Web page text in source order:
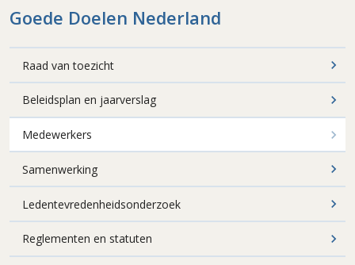
Goede Doelen Nederland
Raad van toezicht
Beleidsplan en jaarverslag
Medewerkers
Samenwerking
Ledentevredenheidsonderzoek
Reglementen en statuten